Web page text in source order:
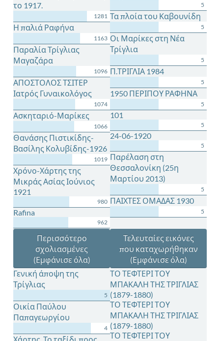
το 1917.
1281
Η παλιά Ραφήνα
1163
Παραλία Τρίγλιας
Μαγαζάρα
1096
ΑΠΟΣΤΟΛΟΣ ΤΣΙΤΕΡ
Ιατρός Γυναικολόγος
1074
Ασκηταριό-Μαρίκες
1066
Θανάσης Πιστικίδης-
Βασίλης Κολυβίδης-1926
1019
Χρόνο-Χάρτης της
Μικράς Ασίας Ιούνιος
1921
980
Rafina
962
5
Τα πλοία του Καβουνίδη
5
Οι Μαρίκες στη Νέα
Τρίγλια
5
Π.ΤΡΙΓΛΙΑ 1984
5
1950 ΠΕΡΙΠΟΥ ΡΑΦΗΝΑ
5
101
5
24-06-1920
5
Παρέλαση στη
Θεσσαλονίκη (25η
Μαρτίου 2013)
5
ΠΑΙΧΤΕΣ ΟΜΑΔΑΣ 1930
5
Περισσότερο
σχολιασμένες
(Εμφάνισε όλα)
Τελευταίες εικόνες
που καταχωρήθηκαν
(Εμφάνισε όλα)
Γενική άποψη της
Τρίγλιας
5
Οικία Παύλου
Παπαγεωργίου
4
ΤΟ ΤΕΦΤΕΡΙ ΤΟΥ
ΜΠΑΚΑΛΗ ΤΗΣ ΤΡΙΓΛΙΑΣ
(1879-1880)
ΤΟ ΤΕΦΤΕΡΙ ΤΟΥ
ΜΠΑΚΑΛΗ ΤΗΣ ΤΡΙΓΛΙΑΣ
(1879-1880)
ΤΟ ΤΕΦΤΕΡΙ ΤΟΥ